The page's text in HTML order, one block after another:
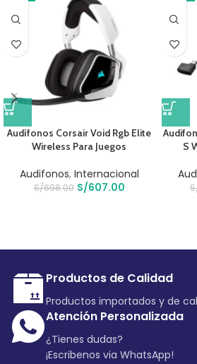
Audífonos Corsair Void Rgb Elite
Wireless Para Juegos
Audifonos, Internacional
S/698.00 S/607.00
S
Productos de Calidad
Productos importados y de
Atención Personalizada
¿Tienes dudas?
¡Escribenos via WhatsApp!